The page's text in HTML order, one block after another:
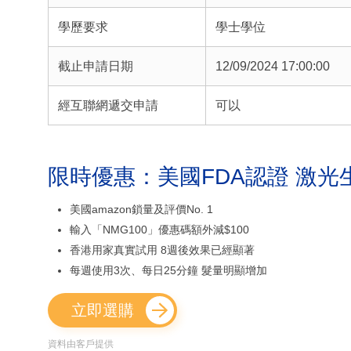
學歷要求 學士學位
截止申請日期 12/09/2024 17:00:00
經互聯網遞交申請 可以
限時優惠：美國FDA認證 激光
美國amazon鎖量及評價No. 1
輸入「NMG100」優惠碼額外減$100
香港用家真實試用 8週後效果已經顯著
每週使用3次、每日25分鐘 髮量明顯增加
立即選購
資料由客戶提供